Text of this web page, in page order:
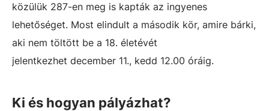
közülük 287-en meg is kapták az ingyenes
lehetőséget. Most elindult a második kör, amire bárki,
aki nem töltött be a 18. életévét
jelentkezhet december 11., kedd 12.00 óráig.
Ki és hogyan pályázhat?